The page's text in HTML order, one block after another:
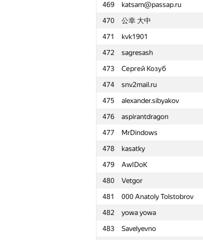
469
katsam@passap.ru
470
公幸 大中
471
kvk1901
472
sagresash
473
Сергей Козуб
474
snv2mail.ru
475
alexander.sibyakov
476
aspirantdragon
477
MrDindows
478
kasatky
479
AwIDoK
480
Vetgor
481
000 Anatoly Tolstobrov
482
yowa yowa
483
Savelyevno
Participant
451 shubhamgarg18
452
xfuren
453
Skird
454
a.nedol
455
esalexey
456
Ian Connor
457
ybelik2015
458
kukazaza
459
M.H.
460
admin@lopin.me